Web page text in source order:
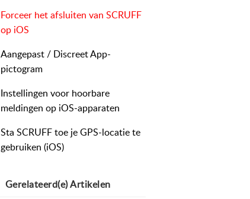
Forceer het afsluiten van SCRUFF
op iOS
Aangepast / Discreet App-
pictogram
Instellingen voor hoorbare
meldingen op iOS-apparaten
Sta SCRUFF toe je GPS-locatie te
gebruiken (iOS)
Gerelateerd(e)Artikelen